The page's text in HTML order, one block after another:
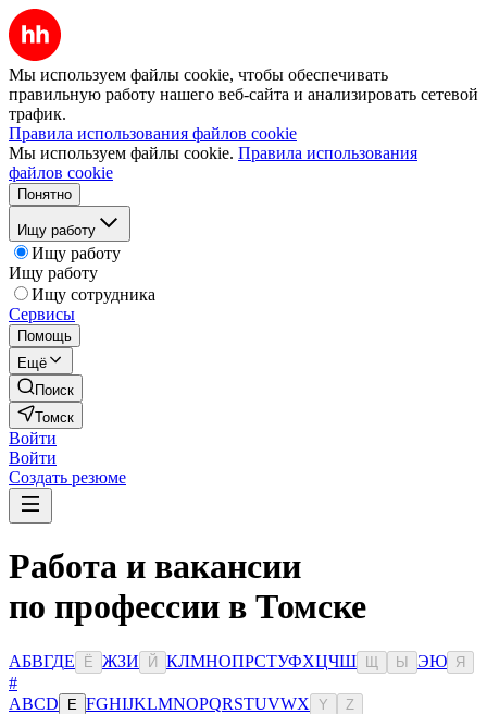
Мы используем файлы cookie, чтобы обеспечивать
правильную работу нашего веб-сайта и анализировать сетевой
трафик.
Правила использования файлов cookie
Мы используем файлы cookie. Правила использования
файлов cookie
Понятно
Ищу работу
Ищу работу
Ищу работу
Ищу сотрудника
Сервисы
Помощь
Ещё
Поиск
Томск
Войти
Войти
Создать резюме
Работа и вакансии
по профессии в Томске
АБВГДЕ Ё ЖЗИ Й КЛМНОПРСТУФХЦЧШ Ы ЭЮ Я
#
ABCD E FGHIJKLMNOPQRSTUVWX Y Z